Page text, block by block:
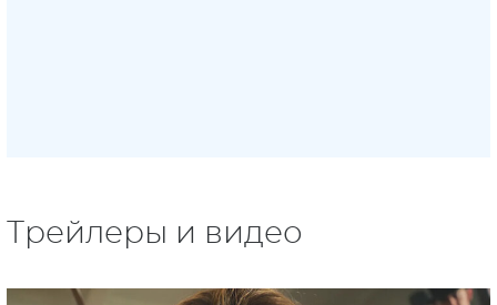
Трейлеры и видео